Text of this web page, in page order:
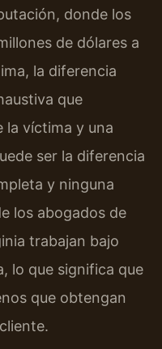
donde los
de dólares a
la diferencia
que
la víctima y una
ser la diferencia
y ninguna
los abogados de
trabajan bajo
lo que significa que
que obtengan